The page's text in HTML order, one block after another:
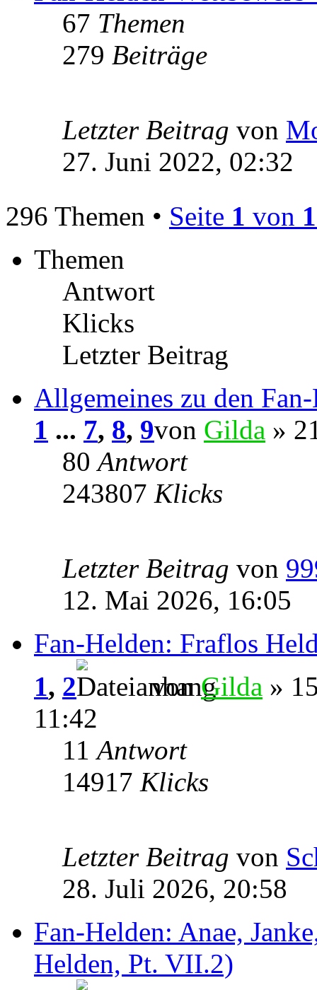
67 Themen
279 Beiträge
Letzter Beitrag von
27. Juni 2022, 02:32
296 Themen • Seite 1 von
Themen
Antwort
Klicks
Letzter Beitrag
Allgemeines zu den
1 ... 7, 8, 9von Gilda »
80Antwort
243807 Klicks
Letzter Beitrag von
12. Mai 2026, 16:05
Fan-Helden: Fraflos
1, 2 vonGilda »
11:42
11Antwort
14917 Klicks
Letzter Beitrag von
28. Juli 2026, 20:58
Fan-Helden: Anae,
Helden, Pt. VII.2)